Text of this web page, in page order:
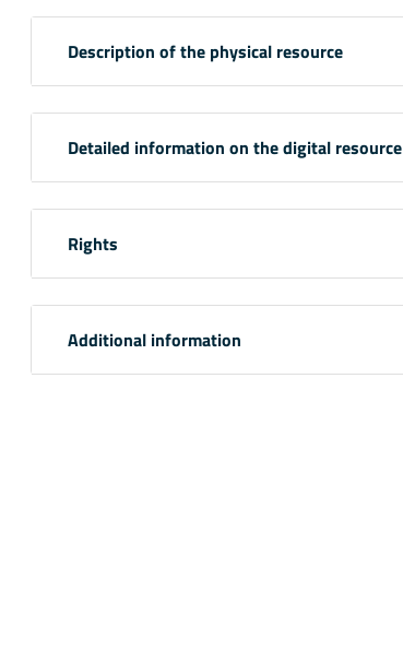
Description of the physical resource
Detailed information on the digital resource
Rights
Additional information